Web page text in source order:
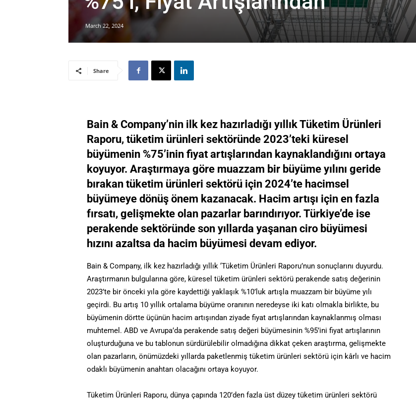
March 22, 2024
Share
Bain & Company’nin ilk kez hazırladığı yıllık Tüketim Ürünleri
Raporu, tüketim ürünleri sektöründe 2023’teki küresel
büyümenin %75’inin fiyat artışlarından kaynaklandığını ortaya
koyuyor. Araştırmaya göre muazzam bir büyüme yılını geride
bırakan tüketim ürünleri sektörü için 2024’te hacimsel
büyümeye dönüş önem kazanacak. Hacim artışı için en fazla
fırsatı, gelişmekte olan pazarlar barındırıyor. Türkiye’de ise
perakende sektöründe son yıllarda yaşanan ciro büyümesi
hızını azaltsa da hacim büyümesi devam ediyor.
Bain & Company, ilk kez hazırladığı yıllık ‘Tüketim Ürünleri Raporu’nun sonuçlarını duyurdu.
Araştırmanın bulgularına göre, küresel tüketim ürünleri sektörü perakende satış değerinin
2023’te bir önceki yıla göre kaydettiği yaklaşık %10’luk artışla muazzam bir büyüme yılı
geçirdi. Bu artış 10 yıllık ortalama büyüme oranının neredeyse iki katı olmakla birlikte, bu
büyümenin dörtte üçünün hacim artışından ziyade fiyat artışlarından kaynaklanmış olması
muhtemel. ABD ve Avrupa’da perakende satış değeri büyümesinin %95’ini fiyat artışlarının
oluşturduğuna ve bu tablonun sürdürülebilir olmadığına dikkat çeken araştırma, gelişmekte
olan pazarların, önümüzdeki yıllarda paketlenmiş tüketim ürünleri sektörü için kârlı ve hacim
odaklı büyümenin anahtarı olacağını ortaya koyuyor.
Tüketim Ürünleri Raporu, dünya çapında 120’den fazla üst düzey tüketim ürünleri sektörü